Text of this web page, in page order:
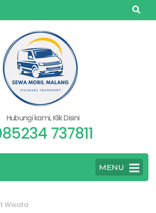
Hubungi kami, Klik Disini
737811
MENU
Wisata